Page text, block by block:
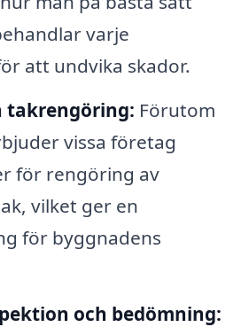
varje
att undvika skador.
takrengöring: Förutom
vissa företag
för rengöring av
vilket ger en
för byggnadens
och bedömning: